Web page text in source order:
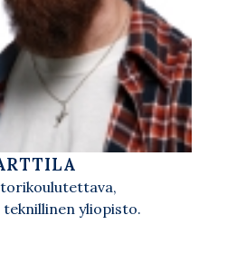
yliopisto.